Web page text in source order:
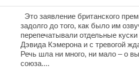
Это заявление британского
задолго до того, как было им
перепечатывали отдельные
Дэвида Кэмерона и с тревогой
Речь шла ни много, ни мало – о
союза....